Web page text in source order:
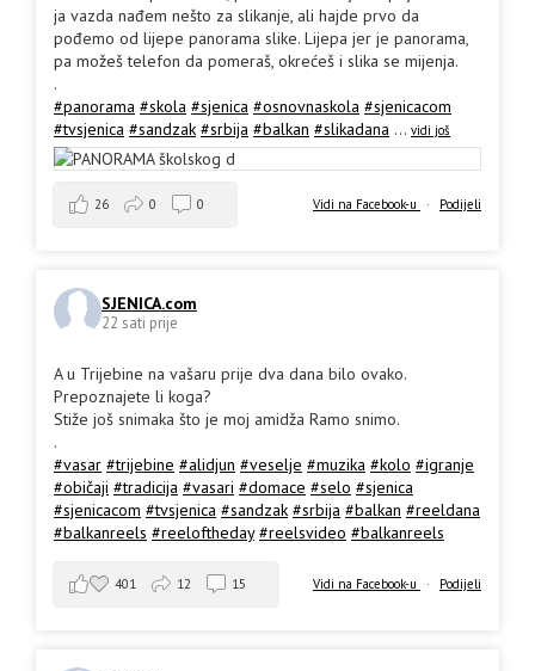
ja vazda nađem nešto za slikanje, ali hajde prvo da
pođemo od lijepe panorama slike. Lijepa jer je panorama,
pa možeš telefon da pomeraš, okrećeš i slika se mijenja.
.
#panorama #skola #sjenica #osnovnaskola #sjenicacom
#tvsjenica #sandzak #srbija #balkan #slikadana ... vidi još
Vidi na Facebook-u · Podijeli
26 0 0
SJENICA.com
22 sati prije
A u Trijebine na vašaru prije dva dana bilo ovako.
Prepoznajete li koga?
Stiže još snimaka što je moj amidža Ramo snimo.
.
#vasar #trijebine #alidjun #veselje #muzika #kolo #igranje
#običaji #tradicija #vasari #domace #selo #sjenica
#sjenicacom #tvsjenica #sandzak #srbija #balkan #reeldana
#balkanreels #reeloftheday #reelsvideo #balkanreels
Vidi na Facebook-u · Podijeli
401 12 15